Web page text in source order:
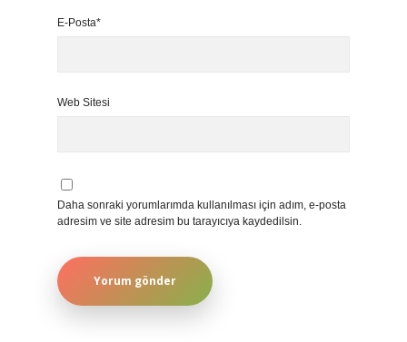
E-Posta*
Web Sitesi
Daha sonraki yorumlarımda kullanılması için adım, e-posta
adresim ve site adresim bu tarayıcıya kaydedilsin.